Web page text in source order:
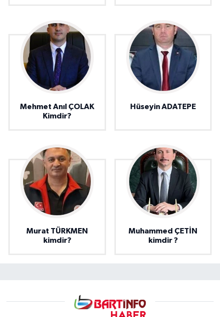
Mehmet Anıl ÇOLAK
Kimdir?
Hüseyin ADATEPE
Murat TÜRKMEN
kimdir?
Muhammed ÇETİN
kimdir ?